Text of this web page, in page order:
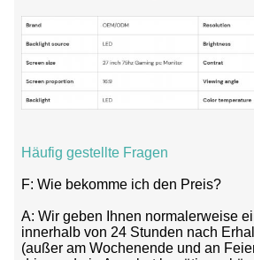
Häufig gestellte Fragen
F: Wie bekomme ich den Preis?
A: Wir geben Ihnen normalerweise
innerhalb von 24 Stunden nach
(außer am Wochenende und an